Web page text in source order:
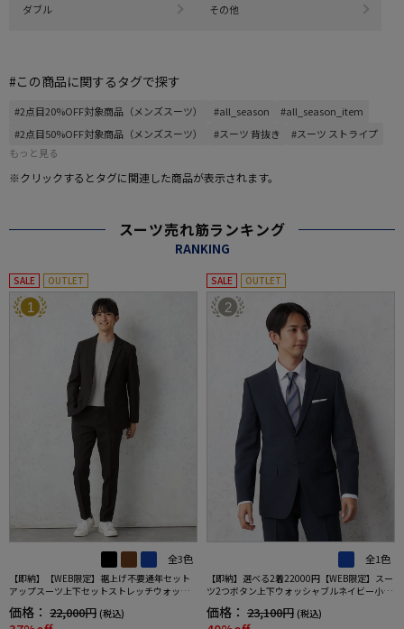
ダブル その他
#この商品に関するタグで探す
#2点目20%OFF対象商品（メンズスーツ） #all_season
#all_season_item
#2点目50%OFF対象商品（メンズスーツ）
#スーツ 背抜き
#スーツ ストライプ
もっと見る
※クリックするとタグに関連した商品が表示されます。
スーツ売れ筋ランキング
RANKING
SALE OUTLET
1
全3色
【即納】【WEB限定】裾上げ不要通年セット
アップスーツ上下セットストレッチウォッシ
価格： 22,000円 (税込)
SALE OUTLET
2
全1色
【即納】選べる2着22000円【WEB限定】スー
ツ2つボタン上下ウォッシャブルネイビー小柄
価格： 23,100円 (税込)